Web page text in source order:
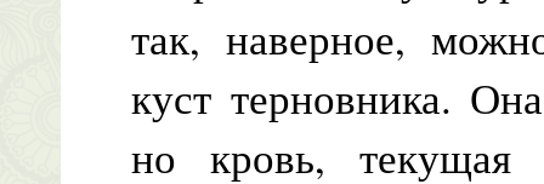
так, наверное,
куст терновника.
но кровь,